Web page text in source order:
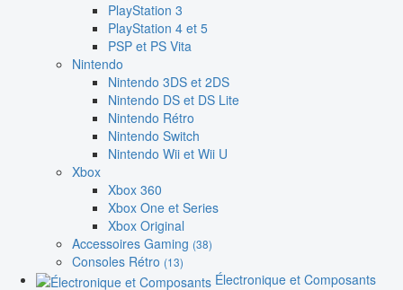
PlayStation 3
PlayStation 4 et 5
PSP et PS Vita
Nintendo
Nintendo 3DS et 2DS
Nintendo DS et DS Lite
Nintendo Rétro
Nintendo Switch
Nintendo Wii et Wii U
Xbox
Xbox 360
Xbox One et Series
Xbox Original
Accessoires Gaming (38)
Consoles Rétro (13)
Électronique et Composants